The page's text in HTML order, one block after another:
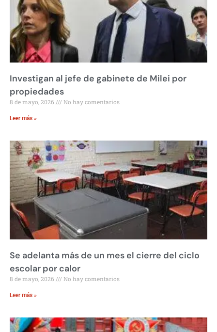
Investigan al jefe de gabinete de Milei por
propiedades
8 de mayo, 2026 No hay comentarios
Leer más »
Se adelanta más de un mes el cierre del ciclo
escolar por calor
8 de mayo, 2026 No hay comentarios
Leer más »